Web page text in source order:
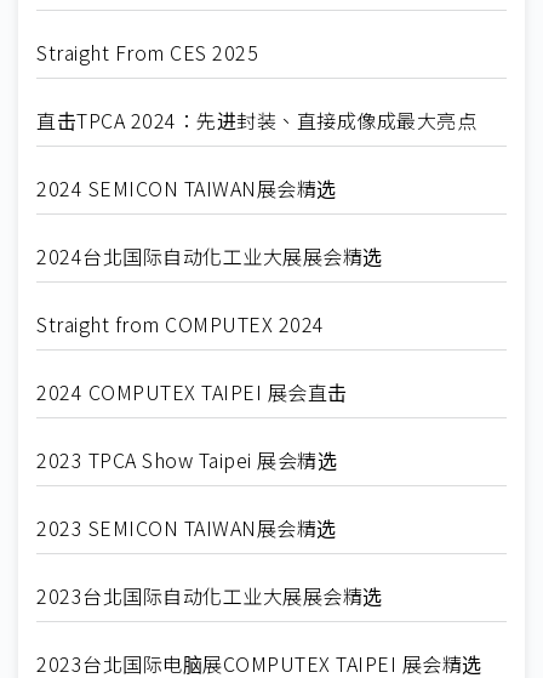
Straight From CES 2025
直击TPCA 2024：先进封装、直接成像成最大亮点
2024 SEMICON TAIWAN展会精选
2024台北国际自动化工业大展展会精选
Straight from COMPUTEX 2024
2024 COMPUTEX TAIPEI 展会直击
2023 TPCA Show Taipei 展会精选
2023 SEMICON TAIWAN展会精选
2023台北国际自动化工业大展展会精选
2023台北国际电脑展COMPUTEX TAIPEI 展会精选